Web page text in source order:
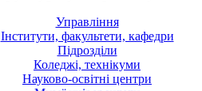
Управління
Інститути, факультети, кафедри
Підрозділи
Коледжі, технікуми
Науково-освітні центри